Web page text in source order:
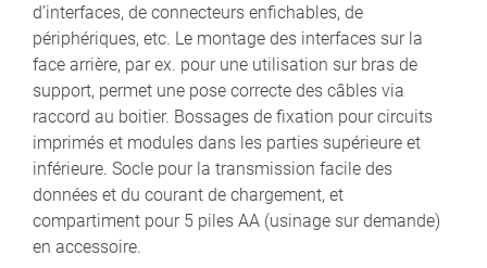
d’interfaces, de connecteurs enfichables, de
périphériques, etc. Le montage des interfaces sur la
face arrière, par ex. pour une utilisation sur bras de
support, permet une pose correcte des câbles via
raccord au boitier. Bossages de fixation pour circuits
imprimés et modules dans les parties supérieure et
inférieure. Socle pour la transmission facile des
données et du courant de chargement, et
compartiment pour 5 piles AA (usinage sur demande)
en accessoire.